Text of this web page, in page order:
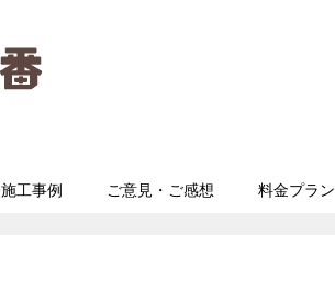
施工事例 ご意見・ご感想 料金プラン